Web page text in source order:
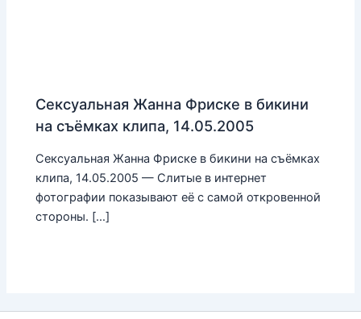
Сексуальная Жанна Фриске в бикини
на съёмках клипа, 14.05.2005
Сексуальная Жанна Фриске в бикини на съёмках
клипа, 14.05.2005 — Слитые в интернет
фотографии показывают её с самой откровенной
стороны. […]